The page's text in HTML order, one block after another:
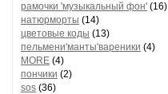
рамочки 'музыкальный фон' (16)
натюрморты (14)
цветовые коды (13)
пельмени'манты'вареники (4)
MORE (4)
пончики (2)
sos (36)